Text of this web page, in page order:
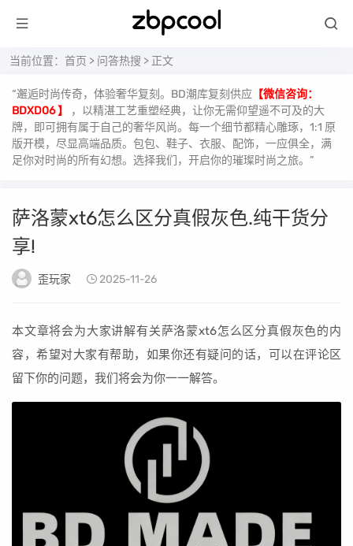
当前位置： 首页 > 问答热搜 > 正文
“邂逅时尚传奇，体验奢华复刻。BD潮库复刻供应 【微信咨询：
BDXD06 】
，以精湛工艺重塑经典，让你无需仰望遥不可及的大
牌，即可拥有属于自己的奢华风尚。每一个细节都精心雕琢，1:1 原
版开模，尽显高端品质。包包、鞋子、衣服、配饰，一应俱全，满
足你对时尚的所有幻想。选择我们，开启你的璀璨时尚之旅。”
萨洛蒙xt6怎么区分真假灰色.纯干货分
享!
歪玩家 2025-11-26
本文章将会为大家讲解有关萨洛蒙xt6怎么区分真假灰色的内
容，希望对大家有帮助，如果你还有疑问的话，可以在评论区
留下你的问题，我们将会为你一一解答。